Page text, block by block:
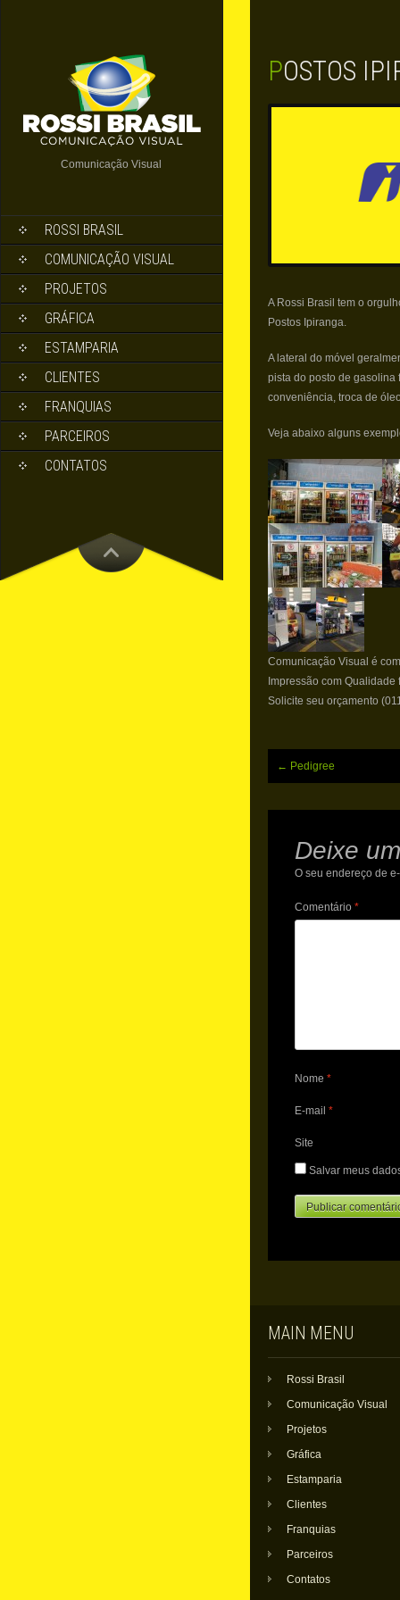
Comunicação Visual
ROSSI BRASIL
COMUNICAÇÃO VISUAL
PROJETOS
GRÁFICA
ESTAMPARIA
CLIENTES
FRANQUIAS
PARCEIROS
CONTATOS
POSTOS
A Rossi Brasil tem o
Postos Ipiranga.
A lateral do móvel
pista do posto de gasolina
conveniência, troca de
Veja abaixo alguns
Comunicação Visual é
Impressão com Qualidade
Solicite seu orçamento
Post
navigation
← Pedigree
Deixe
O seu endereço de
Comentário *
Nome *
E-mail *
Site
Salvar meus
MAIN MENU
Rossi Brasil
Comunicação Visual
Projetos
Gráfica
Estamparia
Clientes
Franquias
Parceiros
Contatos